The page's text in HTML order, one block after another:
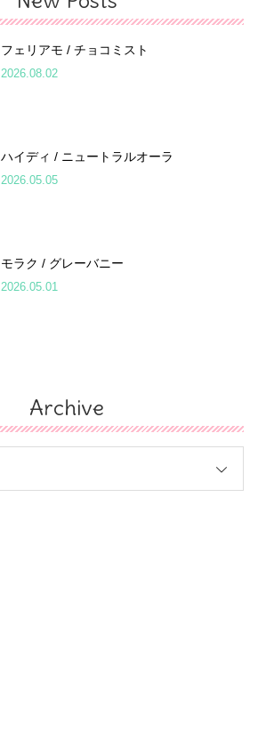
フェリアモ / チョコミスト
2026.08.02
ハイディ / ニュートラルオーラ
2026.05.05
モラク / グレーバニー
2026.05.01
Archive